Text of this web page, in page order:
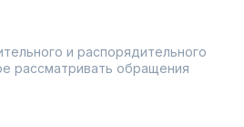
и распорядительного
рассматривать обращения